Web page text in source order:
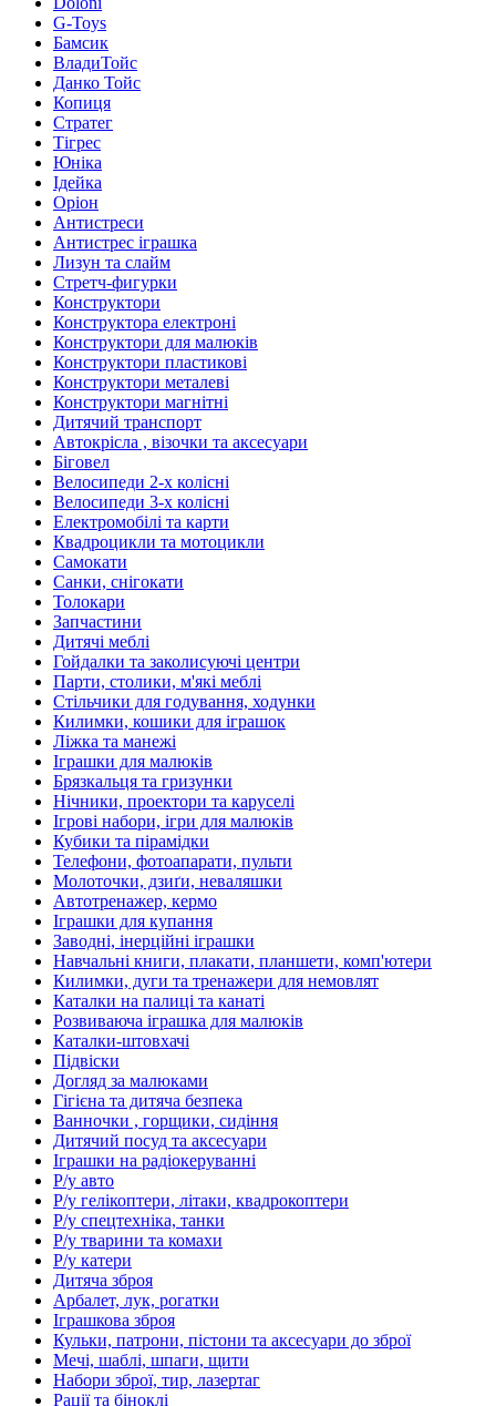
G-Toys
Бамсик
ВладиТойс
Данко Тойс
Копиця
Стратег
Тігрес
Юніка
Ідейка
Оріон
Антистреси
Антистрес іграшка
Лизун та слайм
Стретч-фигурки
Конструктори
Конструктора електроні
Конструктори для малюків
Конструктори пластикові
Конструктори металеві
Конструктори магнітні
Дитячий транспорт
Автокрісла , візочки та аксесуари
Біговел
Велосипеди 2-х колісні
Велосипеди 3-х колісні
Електромобілі та карти
Квадроцикли та мотоцикли
Самокати
Санки, снігокати
Толокари
Запчастини
Дитячі меблі
Гойдалки та заколисуючі центри
Парти, столики, м'які меблі
Стільчики для годування, ходунки
Килимки, кошики для іграшок
Ліжка та манежі
Іграшки для малюків
Брязкальця та гризунки
Нічники, проектори та каруселі
Ігрові набори, ігри для малюків
Кубики та пірамідки
Телефони, фотоапарати, пульти
Молоточки, дзиґи, неваляшки
Автотренажер, кермо
Іграшки для купання
Заводні, інерційні іграшки
Навчальні книги, плакати, планшети, комп'ютери
Килимки, дуги та тренажери для немовлят
Каталки на палиці та канаті
Розвиваюча іграшка для малюків
Каталки-штовхачі
Підвіски
Догляд за малюками
Гігієна та дитяча безпека
Ванночки , горщики, сидіння
Дитячий посуд та аксесуари
Іграшки на радіокеруванні
Р/у авто
Р/у гелікоптери, літаки, квадрокоптери
Р/у спецтехніка, танки
Р/у тварини та комахи
Р/у катери
Дитяча зброя
Арбалет, лук, рогатки
Іграшкова зброя
Кульки, патрони, пістони та аксесуари до зброї
Мечі, шаблі, шпаги, щити
Набори зброї, тир, лазертаг
Рації та біноклі